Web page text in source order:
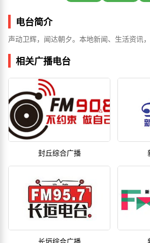
电台简介
声动卫辉，闻达朝夕。本地新闻、生活资讯
相关广播电台
封丘综合广播
长垣综合广播